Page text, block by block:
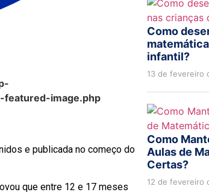
image.php
e publicada no começo do
que entre 12 e 17 meses
Como
infantil?
13 de fevereiro
Como
Aulas de
Certas?
12 de fevereiro